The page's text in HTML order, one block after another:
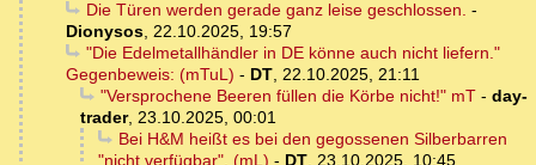
Die Türen werden gerade ganz leise geschlossen. -
Dionysos, 22.10.2025, 19:57
"Die Edelmetallhändler in DE könne auch nicht liefern."
Gegenbeweis: (mTuL) - DT, 22.10.2025, 21:11
"Versprochene Beeren füllen die Körbe nicht!" mT- day-
trader, 23.10.2025, 00:01
Bei H&M heißt es bei den gegossenen Silberbarren
"nicht verfügbar". (mL) - DT, 23.10.2025, 10:45